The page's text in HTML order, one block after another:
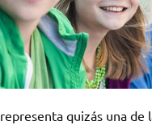
representa quizás una de